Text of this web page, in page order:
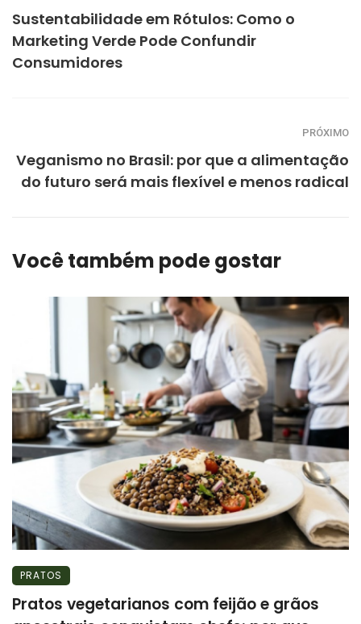
Sustentabilidade em Rótulos: Como o
Marketing Verde Pode Confundir
Consumidores
PRÓXIMO
Veganismo no Brasil: por que a alimentação
do futuro será mais flexível e menos radical
Você também pode gostar
PRATOS
Pratos vegetarianos com feijão e grãos